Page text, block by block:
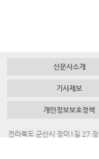
신문사소개
기사제보
개인정보보호정책
전라북도 군산시 장미1길 27